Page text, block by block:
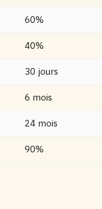
60%
40%
30 jours
6 mois
24 mois
90%